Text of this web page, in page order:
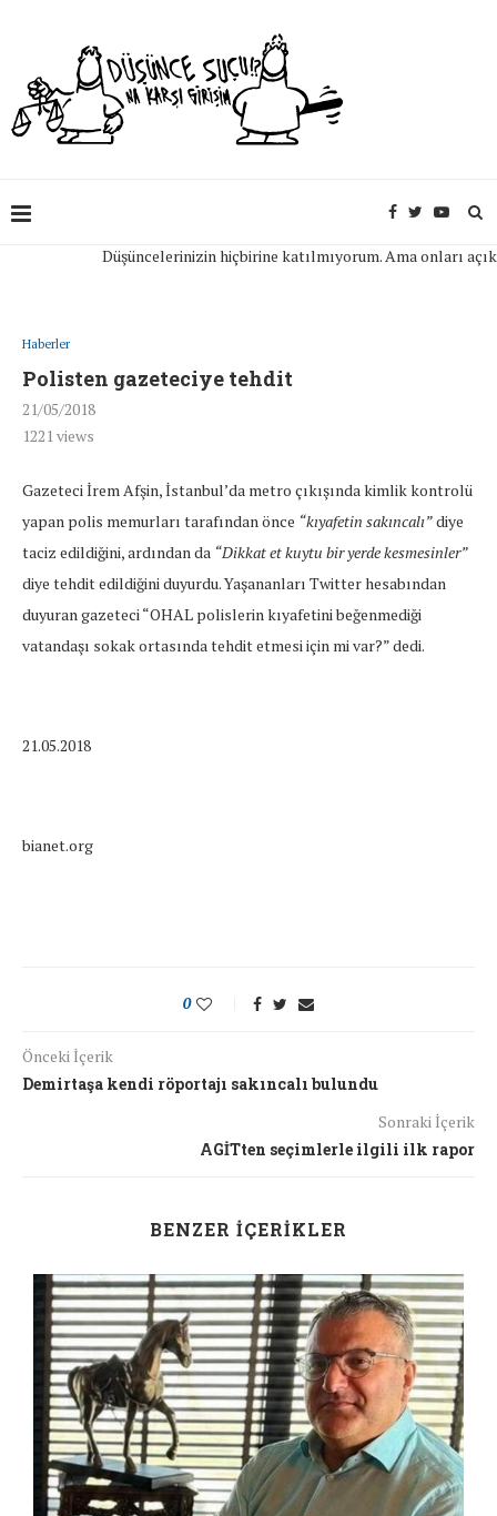
Düşüncelerinizin hiçbirine katılmıyorum. Ama onları açıkça
Haberler
Polisten gazeteciye tehdit
21/05/2018
1221views
Gazeteci İrem Afşin, İstanbul’da metro çıkışında kimlik kontrolü
yapan polis memurları tarafından önce “kıyafetin sakıncalı”diye
taciz edildiğini, ardından da “Dikkat et kuytu bir yerde kesmesinler”
diye tehdit edildiğini duyurdu. Yaşananları Twitter hesabından
duyuran gazeteci “OHAL polislerin kıyafetini beğenmediği
vatandaşı sokak ortasında tehdit etmesi için mi var?” dedi.
21.05.2018
bianet.org
0
Önceki İçerik
Demirtaşa kendi röportajı sakıncalı bulundu
Sonraki İçerik
AGİTten seçimlerle ilgili ilk rapor
BENZER İÇERIKLER